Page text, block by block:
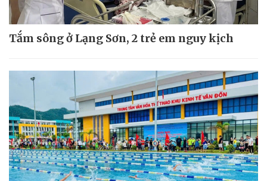
Tắm sông ở Lạng Sơn, 2 trẻ em nguy kịch